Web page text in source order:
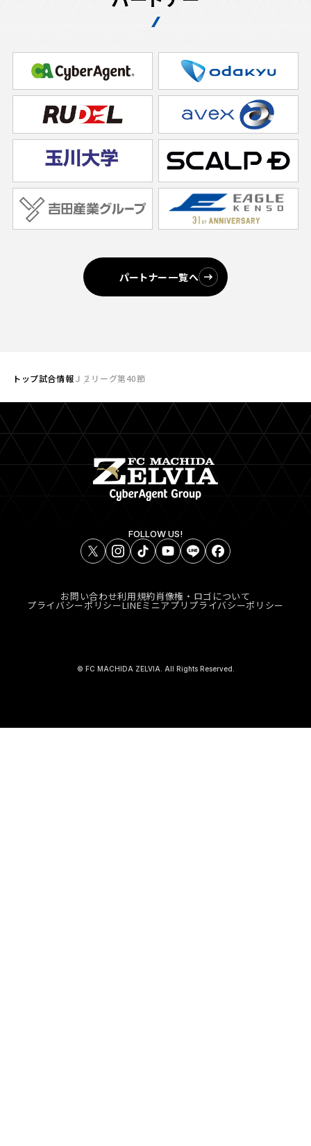
パートナー一覧へ
トップ試合情報Ｊ２リーグ第40節
FOLLOW US!
お問い合わせ利用規約肖像権・ロゴについて
プライバシーポリシーLINEミニアプリプライバシーポリシー
© FC MACHIDA ZELVIA. All Rights Reserved.